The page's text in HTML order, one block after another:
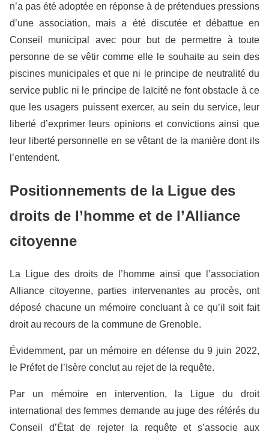
n’a pas été adoptée en réponse à de prétendues pressions
d’une association, mais a été discutée et débattue en
Conseil municipal avec pour but de permettre à toute
personne de se vêtir comme elle le souhaite au sein des
piscines municipales et que ni le principe de neutralité du
service public ni le principe de laïcité ne font obstacle à ce
que les usagers puissent exercer, au sein du service, leur
liberté d’exprimer leurs opinions et convictions ainsi que
leur liberté personnelle en se vêtant de la manière dont ils
l’entendent.
Positionnements de la Ligue des
droits de l’homme et de l’Alliance
citoyenne
La Ligue des droits de l’homme ainsi que l’association
Alliance citoyenne, parties intervenantes au procès, ont
déposé chacune un mémoire concluant à ce qu’il soit fait
droit au recours de la commune de Grenoble.
Évidemment, par un mémoire en défense du 9 juin 2022,
le Préfet de l’Isère conclut au rejet de la requête.
Par un mémoire en intervention, la Ligue du droit
international des femmes demande au juge des référés du
Conseil d’État de rejeter la requête et s’associe aux